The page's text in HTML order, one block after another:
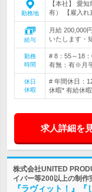
勤務地
【本社】 愛
有） 【雇入れ
給与
月給 200,000
いたします・
勤務
時間
# 8：55～18
有無：有※月
休日
休暇
# 年間休日：
休暇* 有給休暇
求人詳細を
株式会社UNITED
イバー等200以上の制作
『ラヴィット！』